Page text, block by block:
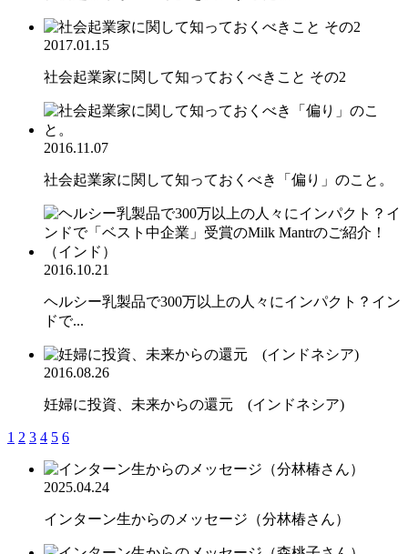
2017.01.15
社会起業家に関して知っておくべきこと その2
2016.11.07
社会起業家に関して知っておくべき「偏り」のこと。
2016.10.21
ヘルシー乳製品で300万以上の人々にインパクト？イン
ドで...
2016.08.26
妊婦に投資、未来からの還元 (インドネシア)
1 2 3 4 5 6
2025.04.24
インターン生からのメッセージ（分林椿さん）